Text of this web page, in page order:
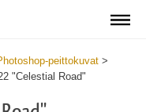
peittokuvat >
"Celestial Road"